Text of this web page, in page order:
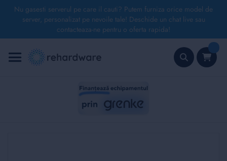
Nu gasesti serverul pe care il cauti? Putem furniza orice model de
server, personalizat pe nevoile tale! Deschide un chat live sau
contacteaza-ne pentru o oferta rapida!
la
Conținut